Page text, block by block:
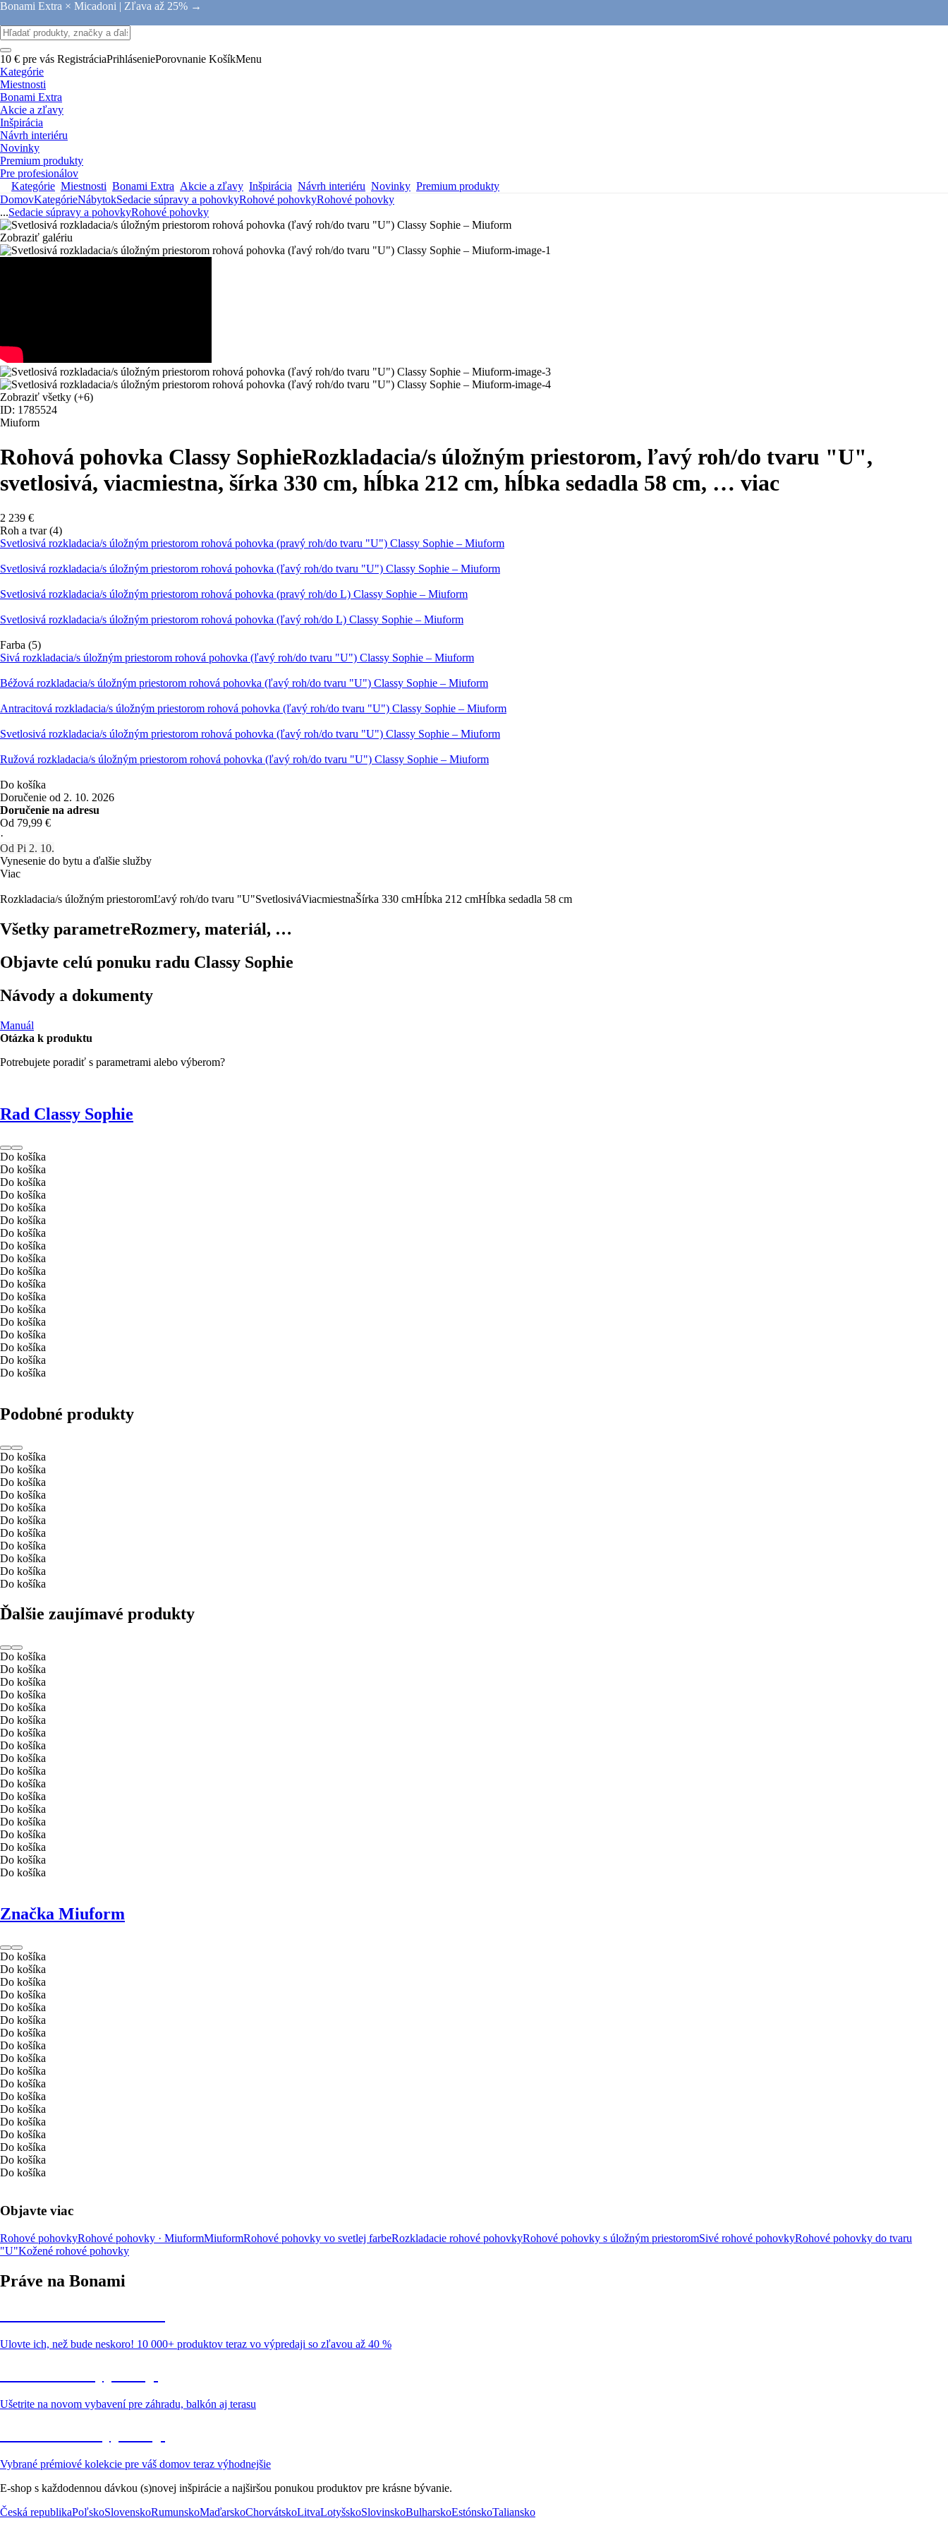
Bonami Extra × Micadoni | Zľava až 25% →
10 € pre vás RegistráciaPrihláseniePorovnanie KošíkMenu
Kategórie
Miestnosti
Bonami Extra
Akcie a zľavy
Inšpirácia
Návrh interiéru
Novinky
Premium produkty
Pre profesionálov
Kategórie Miestnosti Bonami Extra Akcie a zľavy Inšpirácia Návrh interiéru Novinky Premium produkty
DomovKategórieNábytokSedacie súpravy a pohovkyRohové pohovkyRohové pohovky
...Sedacie súpravy a pohovkyRohové pohovky
Zobraziť galériu
Zobraziť všetky (+6)
ID: 1785524
Miuform
Rohová pohovka Classy SophieRozkladacia/s úložným priestorom, ľavý roh/do tvaru "U",
svetlosivá, viacmiestna, šírka 330 cm, hĺbka 212 cm, hĺbka sedadla 58 cm, … viac
2 239 €
Roh a tvar (4)
Svetlosivá rozkladacia/s úložným priestorom rohová pohovka (pravý roh/do tvaru "U") Classy Sophie – Miuform
Svetlosivá rozkladacia/s úložným priestorom rohová pohovka (ľavý roh/do tvaru "U") Classy Sophie – Miuform
Svetlosivá rozkladacia/s úložným priestorom rohová pohovka (pravý roh/do L) Classy Sophie – Miuform
Svetlosivá rozkladacia/s úložným priestorom rohová pohovka (ľavý roh/do L) Classy Sophie – Miuform
Farba (5)
Sivá rozkladacia/s úložným priestorom rohová pohovka (ľavý roh/do tvaru "U") Classy Sophie – Miuform
Béžová rozkladacia/s úložným priestorom rohová pohovka (ľavý roh/do tvaru "U") Classy Sophie – Miuform
Antracitová rozkladacia/s úložným priestorom rohová pohovka (ľavý roh/do tvaru "U") Classy Sophie – Miuform
Svetlosivá rozkladacia/s úložným priestorom rohová pohovka (ľavý roh/do tvaru "U") Classy Sophie – Miuform
Ružová rozkladacia/s úložným priestorom rohová pohovka (ľavý roh/do tvaru "U") Classy Sophie – Miuform
Do košíka
Doručenie od 2. 10. 2026
Doručenie na adresu
Od 79,99 €
·
Od Pi 2. 10.
Vynesenie do bytu a ďalšie služby
Viac
Rozkladacia/s úložným priestoromĽavý roh/do tvaru "U"SvetlosiváViacmiestnaŠírka 330 cmHĺbka 212 cmHĺbka sedadla 58 cm
Všetky parametreRozmery, materiál, …
Objavte celú ponuku radu Classy Sophie
Návody a dokumenty
Manuál
Otázka k produktu
Potrebujete poradiť s parametrami alebo výberom?
Rad Classy Sophie
Do košíka
Do košíka
Do košíka
Do košíka
Do košíka
Do košíka
Do košíka
Do košíka
Do košíka
Do košíka
Do košíka
Do košíka
Do košíka
Do košíka
Do košíka
Do košíka
Do košíka
Do košíka
Podobné produkty
Do košíka
Do košíka
Do košíka
Do košíka
Do košíka
Do košíka
Do košíka
Do košíka
Do košíka
Do košíka
Do košíka
Ďalšie zaujímavé produkty
Do košíka
Do košíka
Do košíka
Do košíka
Do košíka
Do košíka
Do košíka
Do košíka
Do košíka
Do košíka
Do košíka
Do košíka
Do košíka
Do košíka
Do košíka
Do košíka
Do košíka
Do košíka
Značka Miuform
Do košíka
Do košíka
Do košíka
Do košíka
Do košíka
Do košíka
Do košíka
Do košíka
Do košíka
Do košíka
Do košíka
Do košíka
Do košíka
Do košíka
Do košíka
Do košíka
Do košíka
Do košíka
Objavte viac
Rohové pohovkyRohové pohovky · MiuformMiuformRohové pohovky vo svetlej farbeRozkladacie rohové pohovkyRohové pohovky s úložným priestoromSivé rohové pohovkyRohové pohovky do tvaru
"U"Kožené rohové pohovky
Práve na Bonami
Ulovte ich, než bude neskoro! 10 000+ produktov teraz vo výpredaji so zľavou až 40 %
Ušetrite na novom vybavení pre záhradu, balkón aj terasu
Vybrané prémiové kolekcie pre váš domov teraz výhodnejšie
E-shop s každodennou dávkou (s)novej inšpirácie a najširšou ponukou produktov pre krásne bývanie.
Česká republikaPoľskoSlovenskoRumunskoMaďarskoChorvátskoLitvaLotyšskoSlovinskoBulharskoEstónskoTaliansko